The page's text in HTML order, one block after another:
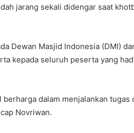
jarang sekali didengar saat
Dewan Masjid Indonesia (DMI)
kepada seluruh peserta yang
dalam menjalankan tugas
Novriwan.